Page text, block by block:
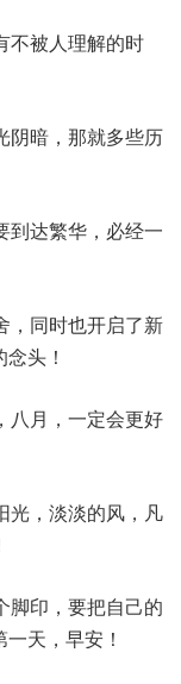
不被人理解的时
阴暗，那就多些历
到达繁华，必经一
，同时也开启了新
头！
八月，一定会更好
光，淡淡的风，凡
脚印，要把自己的
天，早安！